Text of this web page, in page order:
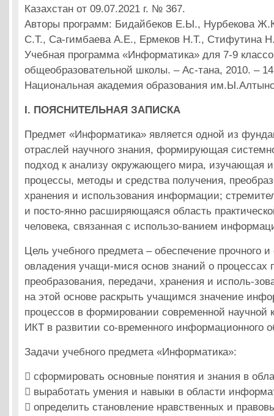
Казахстан от 09.07.2021 г. № 367.
Авторы программ: Бидайбеков Е.Ы., Нурбекова
С.Т., Са-гимбаева А.Е., Ермеков Н.Т., Стифутина
Учебная программа «Информатика» для 7-9
общеобразовательной школы. – Ас-тана, 2010. –
Национальная академия образования
І. ПОЯСНИТЕЛЬНАЯ ЗАПИСКА
Предмет «Информатика» является одной из
отраслей научного знания, формирующая
подход к анализу окружающего мира, изучающая
процессы, методы и средства получения,
хранения и использования информации;
и посто-янно расширяющаяся область
человека, связанная с использо-ванием
Цель учебного предмета – обеспечение прочного и
овладения учащи-мися основ знаний о процессах
преобразования, передачи, хранения и исполь-
на этой основе раскрыть учащимся значение
процессов в формировании современной научной
ИКТ в развитии со-временного информационного
Задачи учебного предмета «Информатика»:
 сформировать основные понятия и знания в
 выработать умения и навыки в области
 определить становление нравственных и